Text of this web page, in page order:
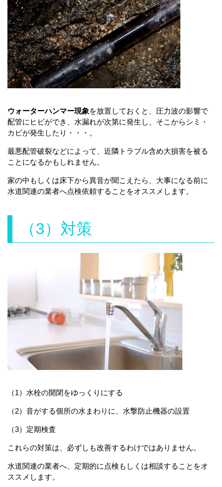
ウォーターハンマー現象を放置しておくと、圧力波の影響で
配管にヒビができ、水漏れが次第に発生し、そこからシミ・
カビが発生したり・・・。
最悪配管破裂などによって、近隣トラブル含め大損害を被る
ことになるかもしれません。
家の中もしくは床下から異音が聞こえたら、大事になる前に
水道関連の業者へ点検依頼することをオススメします。
（3）対策
（1）水栓の開閉をゆっくりにする
（2）音がする個所の水まわりに、水撃防止機器の設置
（3）定期検査
これらの対策は、必ずしも改善するわけではありません。
水道関連の業者へ、定期的に点検もしくは相談することをオ
ススメします。